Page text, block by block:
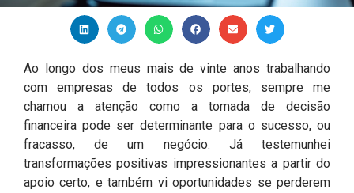
Ao longo dos meus mais de vinte anos trabalhando
com empresas de todos os portes, sempre me
chamou a atenção como a tomada de decisão
financeira pode ser determinante para o sucesso, ou
fracasso, de um negócio. Já testemunhei
transformações positivas impressionantes a partir do
apoio certo, e também vi oportunidades se perderem